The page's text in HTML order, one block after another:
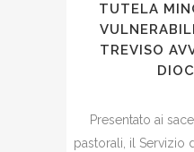
TUTELA
TREVISO
Presentato ai
pastorali, il Servizio